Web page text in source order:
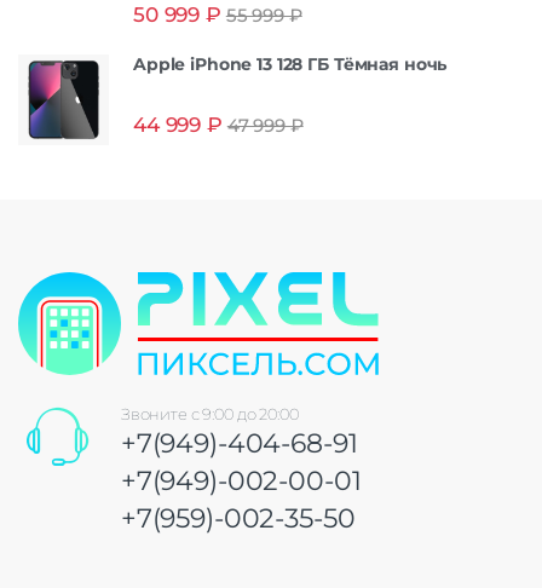
из 5
50 999 ₽ 55 999₽
Apple iPhone 13 128 ГБ Тёмная ночь
44 999 ₽ 47 999₽
Звоните с 9:00 до 20:00
+7(949)-404-68-91
+7(949)-002-00-01
+7(959)-002-35-50